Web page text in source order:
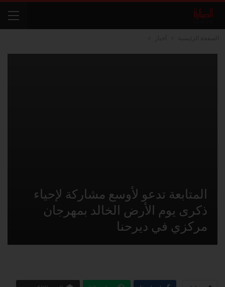
المتابعة تدعو لأوسع مشاركة لإحياء
ذكرى يوم الأرض الخالد بمهرجان
مركزي في ديرحنا